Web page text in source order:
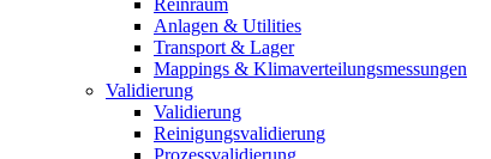
Reinraum
Anlagen & Utilities
Transport & Lager
Mappings & Klimaverteilungsmessungen
Validierung
Validierung
Reinigungsvalidierung
Prozessvalidierung